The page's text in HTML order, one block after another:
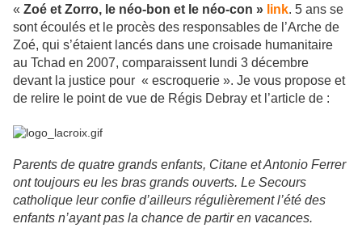
« Zoé et Zorro, le néo-bon et le néo-con » link. 5 ans se
sont écoulés et le procès des responsables de l’Arche de
Zoé, qui s’étaient lancés dans une croisade humanitaire
au Tchad en 2007, comparaissent lundi 3 décembre
devant la justice pour « escroquerie ». Je vous propose et
de relire le point de vue de Régis Debray et l’article de :
Parents de quatre grands enfants, Citane et Antonio Ferrer
ont toujours eu les bras grands ouverts. Le Secours
catholique leur confie d’ailleurs régulièrement l’été des
enfants n’ayant pas la chance de partir en vacances.